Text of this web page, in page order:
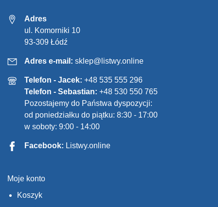
Adres
ul. Komorniki 10
93-309 Łódź
Adres e-mail: sklep@listwy.online
Telefon - Jacek: +48 535 555 296
Telefon - Sebastian: +48 530 550 765
Pozostajemy do Państwa dyspozycji:
od poniedziałku do piątku: 8:30 - 17:00
w soboty: 9:00 - 14:00
Facebook: Listwy.online
Moje konto
Koszyk